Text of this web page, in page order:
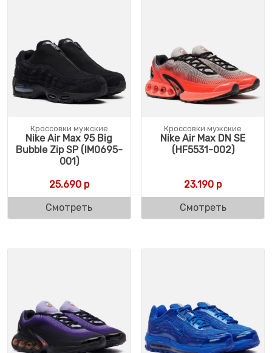
Кроссовки мужские
Nike Air Max 95 Big
Bubble Zip SP (IM0695-
001)
25.690р
Смотреть
Кроссовки мужские
Nike Air Max DN SE
(HF5531-002)
23.190 р
Смотреть